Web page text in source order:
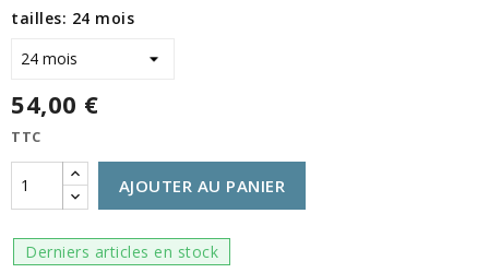
tailles: 24 mois
54,00 €
TTC
AJOUTER AU PANIER
Derniers articles en stock